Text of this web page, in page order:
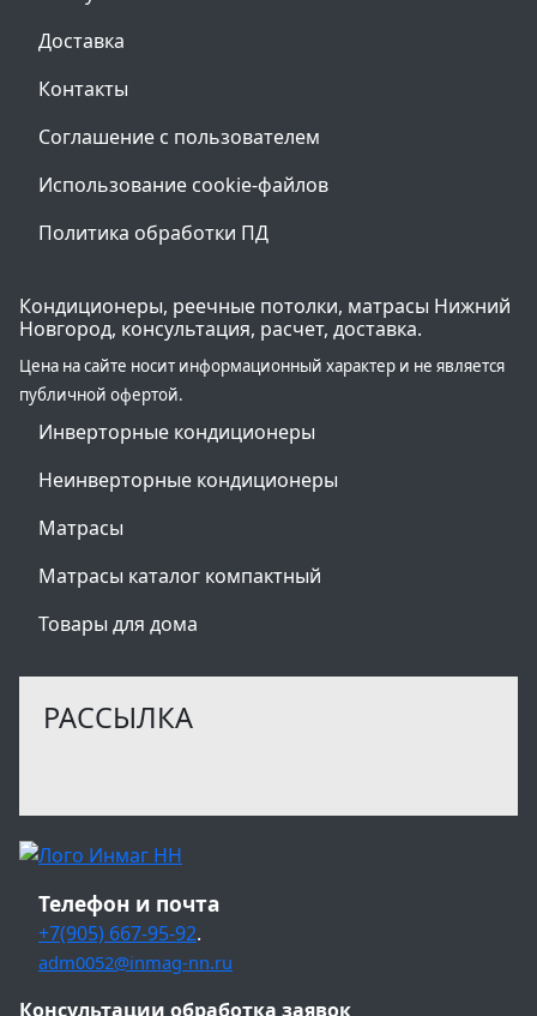
Доставка
Контакты
Соглашение с пользователем
Использование cookie-файлов
Политика обработки ПД
Кондиционеры, реечные потолки, матрасы Нижний
Новгород, консультация, расчет, доставка.
Цена на сайте носит информационный характер и не является
публичной офертой.
Инверторные кондиционеры
Неинверторные кондиционеры
Матрасы
Матрасы каталог компактный
Товары для дома
РАССЫЛКА
Телефон и почта
+7(905) 667-95-92.
adm0052@inmag-nn.ru
Консультации обработка заявок